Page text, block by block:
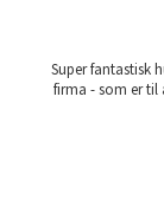
Super fantastisk
firma - som er til